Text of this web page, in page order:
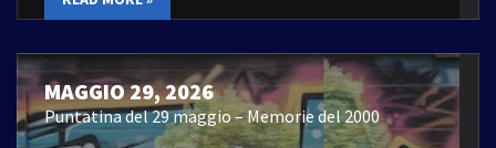
MAGGIO 29, 2026
Puntatina del 29 maggio – Memorie del 2000